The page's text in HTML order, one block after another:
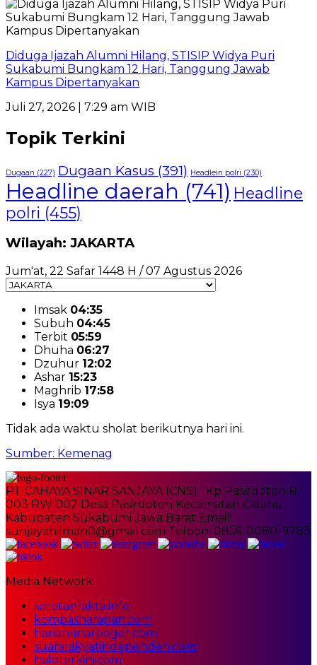
Diduga Ijazah Alumni Hilang, STISIP Widya Puri
Sukabumi Bungkam 12 Hari, Tanggung Jawab
Kampus Dipertanyakan
Juli 27, 2026 | 7:29 am WIB
Topik Terkini
Dugaan (227) Dugaan Kasus (391) Headlein polri (230)
Headline daerah (741) Headline
polri (455)
Wilayah: JAKARTA
Jum'at, 22 Safar 1448 H / 07 Agustus 2026
Imsak 04:35
Subuh 04:45
Terbit 05:59
Dhuha 06:27
Dzuhur 12:02
Ashar 15:23
Maghrib 17:58
Isya 19:09
Tidak ada waktu sholat berikutnya hari ini.
Sumber: Kemenag
PT CAHAYA SINAR SANJAYA (CNS) Kp Pasirdoton RT
003 RW 002 Desa Pasirdoton Kecamatan Cidahu
Kabupaten Sukabumi Jawa Barat Email:
sunjayahilman0@gmail.com Telpon: 0856-0080-9783
Media Network
sorotanfakta.info
kompasharapan.com
hariansinarbogor.com
suararakyatindependen.com
haloterkini.com